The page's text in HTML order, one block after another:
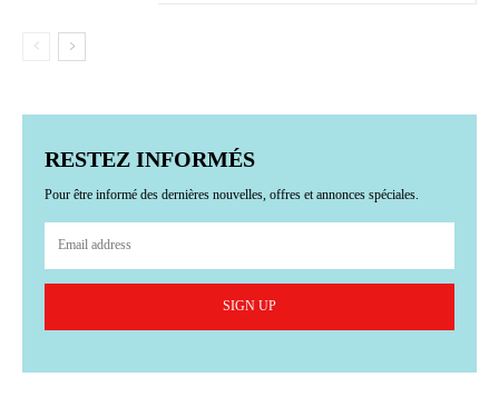
RESTEZ INFORMÉS
Pour être informé des dernières nouvelles, offres et annonces spéciales.
SIGN UP